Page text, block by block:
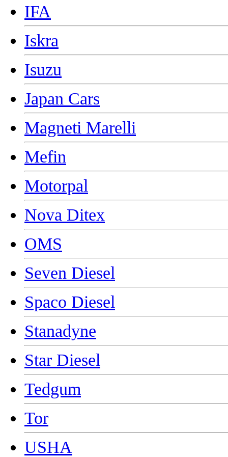
IFA
Iskra
Isuzu
Japan Cars
Magneti Marelli
Mefin
Motorpal
Nova Ditex
OMS
Seven Diesel
Spaco Diesel
Stanadyne
Star Diesel
Tedgum
Tor
USHA